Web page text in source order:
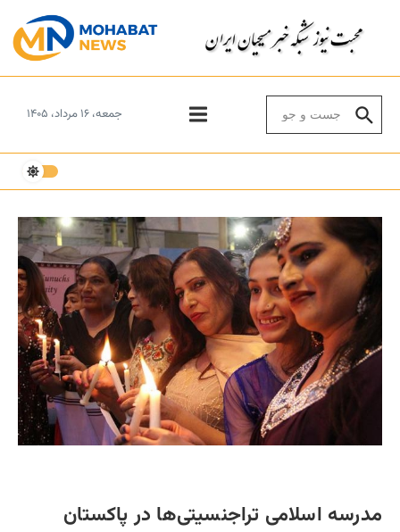
جمعه، ۱۶ مرداد، ۱۴۰۵
مدرسه اسلامی تراجنسیتی‌ها در پاکستان